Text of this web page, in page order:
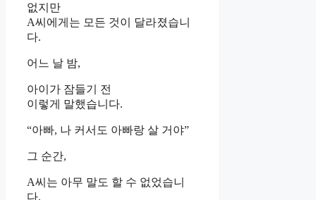
없지만
A씨에게는 모든 것이 달라졌습니
다.
어느 날 밤,
아이가 잠들기 전
이렇게 말했습니다.
“아빠, 나 커서도 아빠랑 살 거야”
그 순간,
A씨는 아무 말도 할 수 없었습니
다.